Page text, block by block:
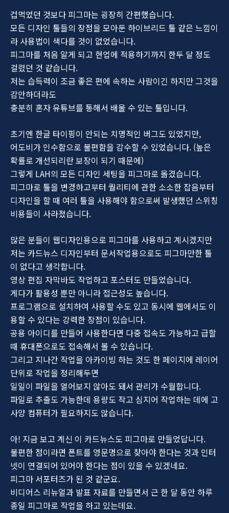
겁먹었던 것보다 피그마는 굉장히 간편했습니다.
모든 디자인 툴들의 장점을 모아둔 하이브리드 툴 같은 느낌이
라 사용법이 색다를 것이 없었습니다.
피그마를 처음 알게 되고 현업에 적용하기까지 한두 달 정도
걸렸던 것 같습니다.
저는 습득력이 조금 좋은 편에 속하는 사람이긴 하지만 그것을
감안하더라도
충분히 혼자 유튜브를 통해서 배울 수 있는 툴입니다.
초기엔 한글 타이핑이 안되는 치명적인 버그도 있었지만,
어도비가 인수함으로 불편함을 감수할 수 있었습니다. (높은
확률로 개선되리란 보장이 되기 때문에)
그렇게 LAH의 모든 디자인 세팅을 피그마로 옮겼습니다.
피그마로 툴을 변경하고부터 퀄리티에 관한 소소한 잡음부터
디자인을 할 때 여러 툴을 사용해야 함으로써 발생했던 스위칭
비용들이 사라졌습니다.
많은 분들이 웹디자인용으로 피그마를 사용하고 계시겠지만
저는 카드뉴스 디자인부터 문서작업용으로도 피그마만한 툴
이 없다고 생각합니다.
영상 편집 자막바도 작업하고 포스터도 만들었습니다.
게다가 활용성 뿐만 아니라 접근성도 높습니다.
프로그램으로 설치하여 사용할 수도 있고 동시에 웹에서도 이
용할 수 있다는 강력한 장점이 있습니다.
공용 아이디를 만들어 사용한다면 다중 접속도 가능하고 급할
때 휴대폰으로도 접속해서 볼 수 있습니다.
그리고 지나간 작업을 아카이빙 하는 것도 한 페이지에 레이어
단위로 작업을 정리해두면
일일이 파일을 열어보지 않아도 돼서 관리가 수월합니다.
파일로 추출도 가능한데 용량도 작고 심지어 작업하는 데에 고
사양 컴퓨터가 필요하지도 않습니다.
아! 지금 보고 계신 이 카드뉴스도 피그마로 만들었답니다.
불편한 점이라면 폰트를 영문명으로 찾아야 한다는 것과 인터
넷이 연결되어 있어야 한다는 점이 있을 수 있겠네요.
피그마 서포터즈가 된 것 같군요.
비디어스 리뉴얼과 발표 자료를 만들면서 근 한 달 동안 하루
종일 피그마로 작업을 하고 있는데요.